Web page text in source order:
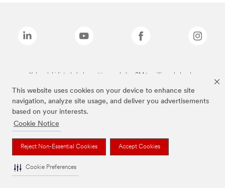
This website uses cookies on your device to enhance site
navigation, analyze site usage, and deliver you advertisements
based on your interests.
Cookie Notice
Reject Non-Essential Cookies Accept Cookies
Cookie Preferences
Yukarıdaki listede bulunan tüm markalar, 3M tescilli markalarıdır.